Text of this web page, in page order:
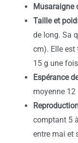
Musaraigne
Taille et
de long. Sa
cm). Elle est
15 g une
Espérance
moyenne
comptant 5
entre mai et